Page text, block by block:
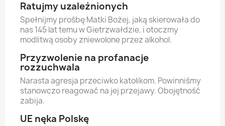
Ratujmy uzależnionych
Spełnijmy prośbę Matki Bożej, jaką skierowała do
nas 145 lat temu w Gietrzwałdzie, i otoczmy
modlitwą osoby zniewolone przez alkohol.
Przyzwolenie na profanacje
rozzuchwala
Narasta agresja przeciwko katolikom. Powinniśmy
stanowczo reagować na jej przejawy. Obojętność
zabija.
UE nęka Polskę